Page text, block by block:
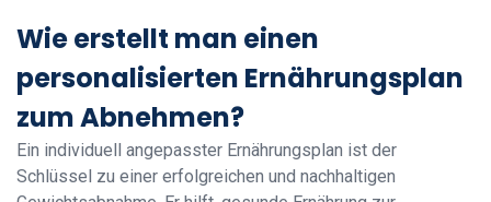
Wie erstellt man einen
personalisierten Ernährungsplan
zum Abnehmen?
Ein individuell angepasster Ernährungsplan ist der
Schlüssel zu einer erfolgreichen und nachhaltigen